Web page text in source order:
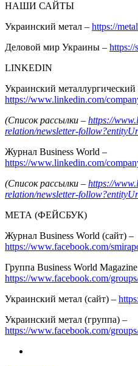
НАШИ САЙТЫ
Украинский метал – https://
Деловой мир Украины – https://
LINKEDIN
Украинский металлургический
https://www.linkedin.com/
(Список рассылки – https://
relation/newsletter-
Журнал Business World –
https://www.linkedin.com/
(Список рассылки – https://
relation/newsletter-
МЕТА (ФЕЙСБУК)
Журнал Business World (сайт) –
https://www.facebook.com/
Группа Business World
https://www.facebook.com/
Украинский метал (сайт) –
Украинский метал (группа) –
https://www.facebook.com/